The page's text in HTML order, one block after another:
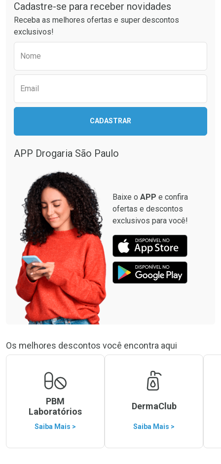
Ativar Desconto
Comprar sem Desconto
Comprar sem Desconto
Por R$ 64,79/cada
Ativar Desconto
Comprar sem Desconto
Comprar sem Desconto
Cadastre-se para receber novidades
Receba as melhores ofertas e super descontos
exclusivos!
Nome
Email
CADASTRAR
APP Drogaria São Paulo
Baixe o APP e confira
ofertas e descontos
exclusivos para você!
Os melhores descontos você encontra aqui
PBM
Laboratórios
Saiba Mais >
DermaClub
Saiba Mais >